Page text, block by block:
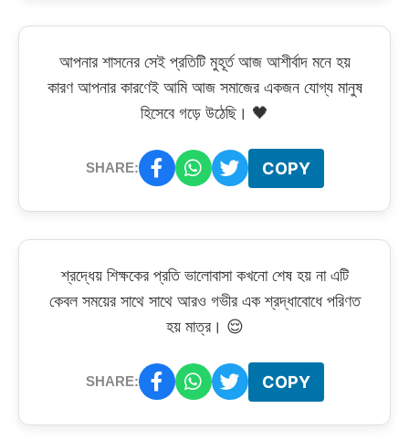
আপনার শাসনের সেই প্রতিটি মুহূর্ত আজ আশীর্বাদ মনে হয়
কারণ আপনার কারণেই আমি আজ সমাজের একজন যোগ্য মানুষ
হিসেবে গড়ে উঠেছি। 🖤
SHARE: COPY
শ্রদ্ধেয় শিক্ষকের প্রতি ভালোবাসা কখনো শেষ হয় না এটি
কেবল সময়ের সাথে সাথে আরও গভীর এক শ্রদ্ধাবোধে পরিণত
হয় মাত্র। 😌
SHARE: COPY